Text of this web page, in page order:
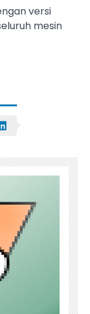
versi
mesin